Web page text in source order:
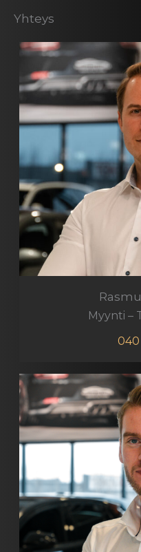
Yhteys
Myynti –
040